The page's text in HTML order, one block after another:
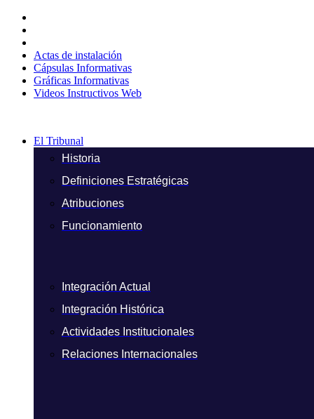
contenido
Actas de instalación
Cápsulas Informativas
Gráficas Informativas
Videos Instructivos Web
El Tribunal
Historia
Definiciones Estratégicas
Atribuciones
Funcionamiento
Integración Actual
Integración Histórica
Actividades Institucionales
Relaciones Internacionales